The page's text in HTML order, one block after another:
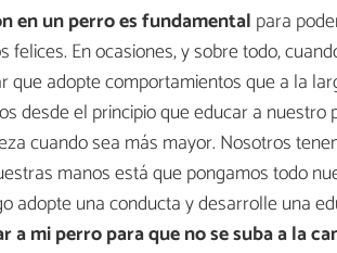
en un perro es fundamental para
felices. En ocasiones, y sobre todo,
que adopte comportamientos que a la
desde el principio que educar a
cuando sea más mayor. Nosotros
manos está que pongamos todo
adopte una conducta y desarrolle una
a mi perro para que no se suba a la